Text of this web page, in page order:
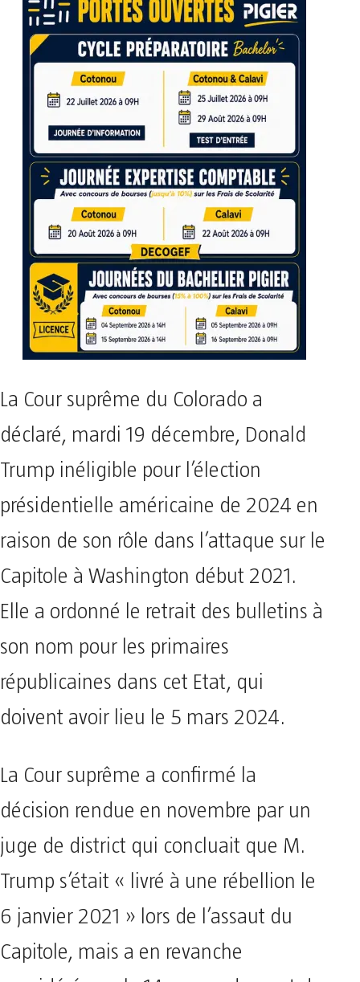
La Cour suprême du Colorado a
déclaré, mardi 19 décembre, Donald
Trump inéligible pour l’élection
présidentielle américaine de 2024 en
raison de son rôle dans l’attaque sur le
Capitole à Washington début 2021.
Elle a ordonné le retrait des bulletins à
son nom pour les primaires
républicaines dans cet Etat, qui
doivent avoir lieu le 5 mars 2024.
La Cour suprême a confirmé la
décision rendue en novembre par un
juge de district qui concluait que M.
Trump s’était « livré à une rébellion le
6 janvier 2021 » lors de l’assaut du
Capitole, mais a en revanche